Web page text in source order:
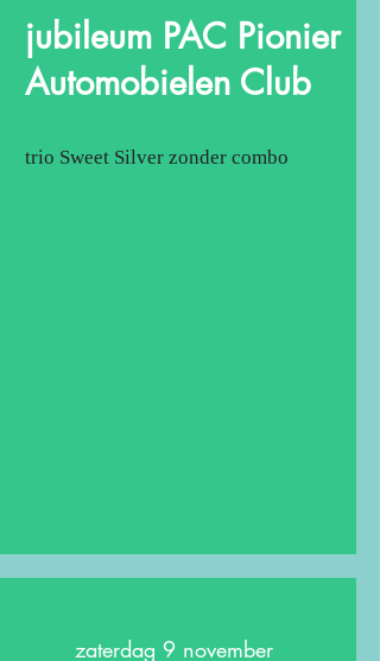
jubileum PAC Pionier
Automobielen Club
trio Sweet Silver zonder combo
zaterdag 9 november